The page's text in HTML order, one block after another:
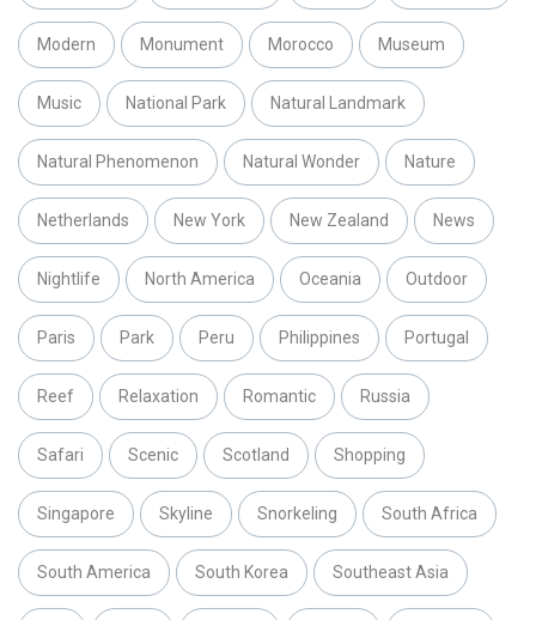
Modern Monument Morocco Museum
Music National Park Natural Landmark
Natural Phenomenon Natural Wonder Nature
Netherlands New York New Zealand News
Nightlife North America Oceania Outdoor
Paris Park Peru Philippines Portugal
Reef Relaxation Romantic Russia
Safari Scenic Scotland Shopping
Singapore Skyline Snorkeling South Africa
South America South Korea Southeast Asia